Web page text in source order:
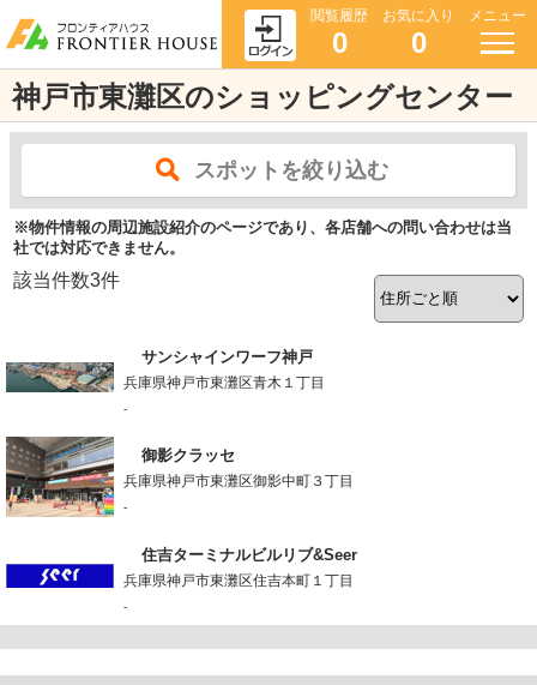
閲覧履歴
0
お気に入り
0
メニュー
神戸市東灘区のショッピングセンター
スポットを絞り込む
※物件情報の周辺施設紹介のページであり、各店舗への問い合わせは当
社では対応できません。
該当件数3件
サンシャインワーフ神戸
兵庫県神戸市東灘区青木１丁目
-
御影クラッセ
兵庫県神戸市東灘区御影中町３丁目
-
住吉ターミナルビルリブ&Seer
兵庫県神戸市東灘区住吉本町１丁目
-